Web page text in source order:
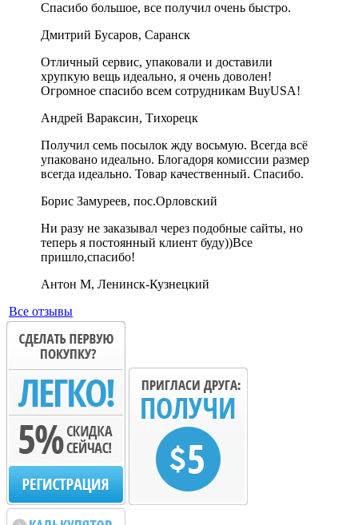
Спасибо большое, все получил очень быстро.
Дмитрий Бусаров, Саранск
Отличный сервис, упаковали и доставили
хрупкую вещь идеально, я очень доволен!
Огромное спасибо всем сотрудникам BuyUSA!
Андрей Вараксин, Тихорецк
Получил семь посылок жду восьмую. Всегда всё
упаковано идеально. Блогадоря комиссии размер
всегда идеально. Товар качественный. Спасибо.
Борис Замуреев, пос.Орловский
Ни разу не заказывал через подобные сайты, но
теперь я постоянный клиент буду))Все
пришло,спасибо!
Антон М, Ленинск-Кузнецкий
Все отзывы